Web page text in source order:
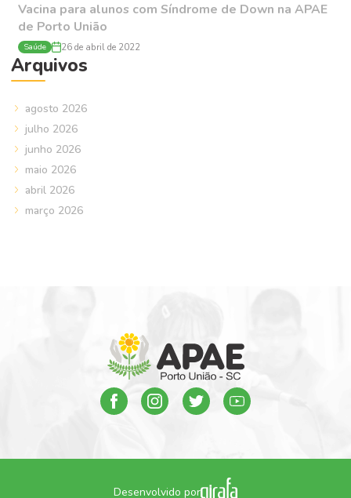
Vacina para alunos com Síndrome de Down na APAE
de Porto União
Saúde 26 de abril de 2022
Arquivos
agosto 2026
julho 2026
junho 2026
maio 2026
abril 2026
março 2026
Desenvolvido por